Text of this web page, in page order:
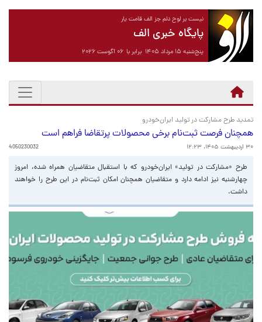
نیست بر لوح دلم جز الف قامت یار
پایگاه خبری الف
پنج‌شنبه ۱۵ مرداد ۱۴۰۵ برابر با ۰۶ آگوست ۲۰۲۶
تمدید طرح مشارکت در تولید ایران‌خودرو
همچنان فرصت ثبت‌نام برخی محصولات پرتقاضا فراهم است
۳۰ اردیبهشت ۱۴۰۵، ۱۲:۲۳ 4050230032
طرح «مشارکت در تولید» ایران‌خودرو که با استقبال متقاضیان همراه شده، امروز
چهارشنبه نیز ادامه دارد و متقاضیان همچنان امکان ثبت‌نام در این طرح را خواهند
داشت.